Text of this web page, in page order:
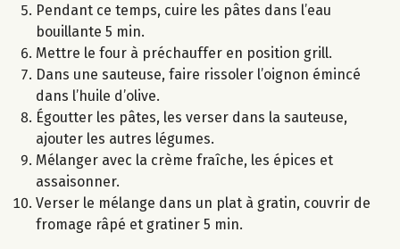
Pendant ce temps, cuire les pâtes dans l’eau
bouillante 5 min.
Mettre le four à préchauffer en position grill.
Dans une sauteuse, faire rissoler l’oignon émincé
dans l’huile d’olive.
Égoutter les pâtes, les verser dans la sauteuse,
ajouter les autres légumes.
Mélanger avec la crème fraîche, les épices et
assaisonner.
Verser le mélange dans un plat à gratin, couvrir de
fromage râpé et gratiner 5 min.